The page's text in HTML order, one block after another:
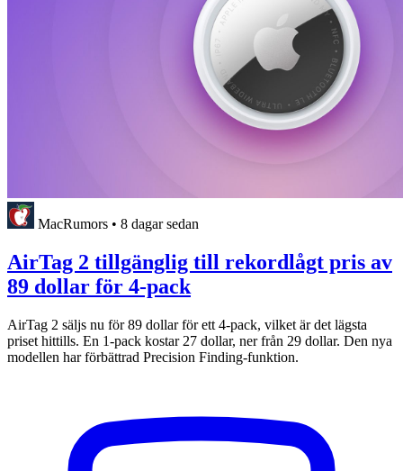
MacRumors • 8 dagar sedan
AirTag 2 tillgänglig till rekordlågt pris av
89 dollar för 4-pack
AirTag 2 säljs nu för 89 dollar för ett 4-pack, vilket är det lägsta
priset hittills. En 1-pack kostar 27 dollar, ner från 29 dollar. Den nya
modellen har förbättrad Precision Finding-funktion.